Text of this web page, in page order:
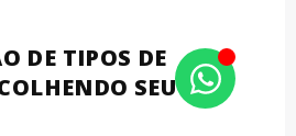
DE TIPOS DE
SEU